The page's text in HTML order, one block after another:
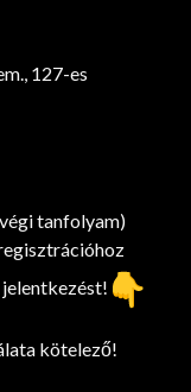
127-es
tanfolyam)
kötelező!